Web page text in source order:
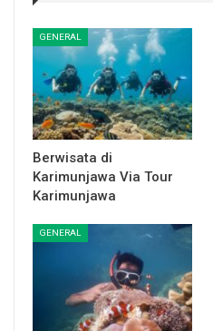
GENERAL
Berwisata di
Karimunjawa Via Tour
Karimunjawa
GENERAL